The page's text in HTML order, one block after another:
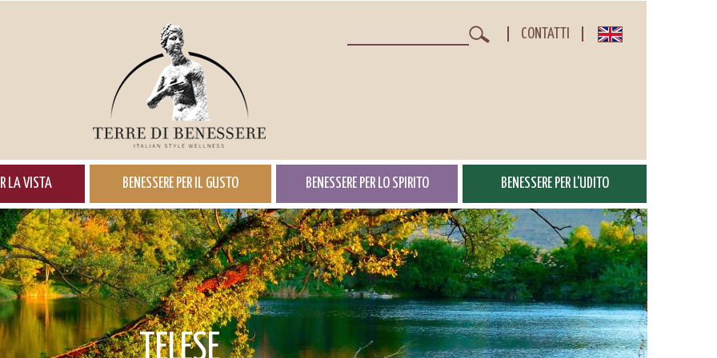
CONTATTI
LA VISTA BENESSERE PER IL GUSTO BENESSERE PER LO SPIRITO BENESSERE PER L'UDITO
TELESE